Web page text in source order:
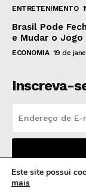
ENTRETENIMENTO
Brasil Pode
e Mudar o
ECONOMIA 19 de
Inscreva-
Este site possui
mais